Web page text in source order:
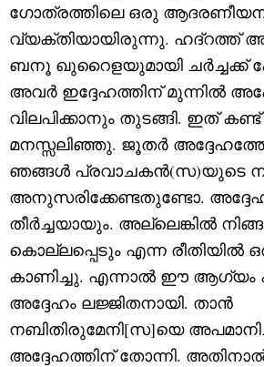
ഗോത്രത്തിലെ ഒരു
വ്യക്തിയായിരുന്നു.
ബനൂ ഖുറൈളയുമായി ചർച്ചക്ക്
അവർ ഇദ്ദേഹത്തിന് മുന്നിൽ
വിലപിക്കാനും തുടങ്ങി. ഇത്
മനസ്സലിഞ്ഞു. ജൂതർ
ഞങ്ങൾ പ്രവാചകൻ(സ)യുടെ
അനുസരിക്കേണ്ടതുണ്ടോ.
തീർച്ചയായും. അല്ലെങ്കിൽ
കൊല്ലപ്പെടും എന്ന
കാണിച്ചു. എന്നാൽ ഈ ആഗ്യം
അദ്ദേഹം ലജ്ജിതനായി. താൻ
നബിതിരുമേനി[സ]യെ
അദ്ദേഹത്തിന് തോന്നി.